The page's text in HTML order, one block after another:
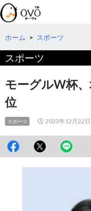
検
索
コ
テ
へ
ホーム > スポーツ
スポーツ
モーグルW杯
位
スポーツ 2023年12月22日